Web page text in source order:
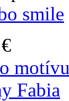
smile
Fabia